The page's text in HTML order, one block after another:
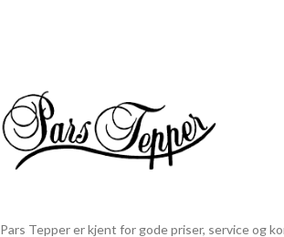
Pars Tepper er kjent for gode priser, service og